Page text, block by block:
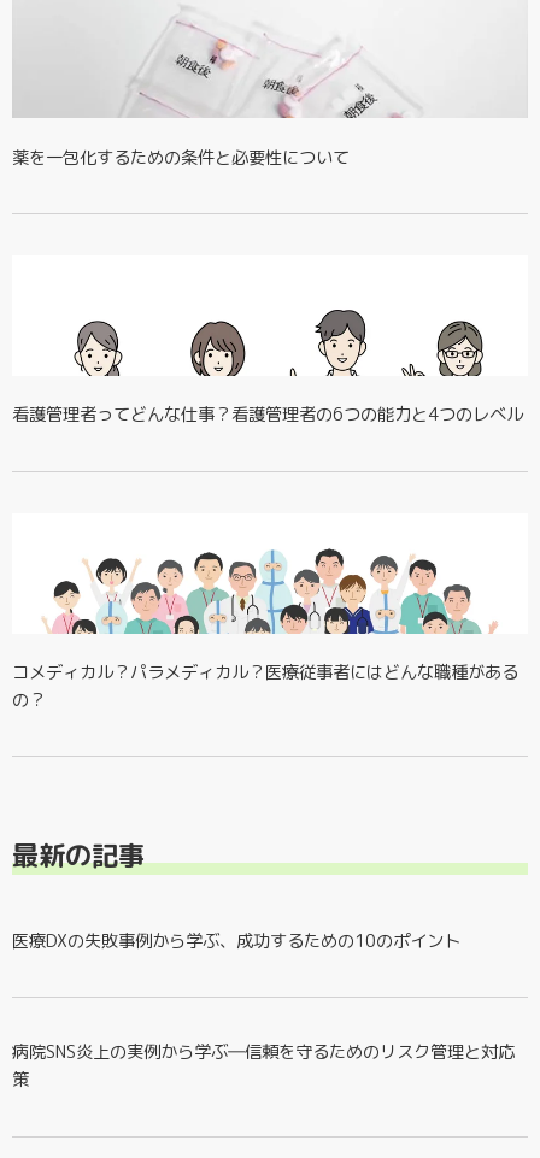
薬を一包化するための条件と必要性について
看護管理者ってどんな仕事？看護管理者の6つの能力と4つのレベル
コメディカル？パラメディカル？医療従事者にはどんな職種がある
の？
最新の記事
医療DXの失敗事例から学ぶ、成功するための10のポイント
病院SNS炎上の実例から学ぶ―信頼を守るためのリスク管理と対応
策